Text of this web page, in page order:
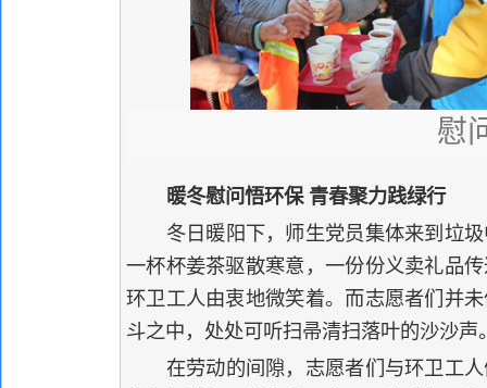
慰
暖冬慰问悟环保 青春聚力践绿行
冬日暖阳下，师生党员集体来到垃
一杯杯姜茶驱散寒意，一份份义卖礼品
环卫工人由衷地微笑着。而志愿者们并
斗之中，处处可听扫帚清扫落叶的沙沙声
在劳动的间隙，志愿者们与环卫工